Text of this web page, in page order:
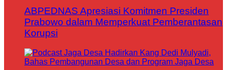
ABPEDNAS Apresiasi Komitmen Presiden
Prabowo dalam Memperkuat Pemberantasan
Korupsi